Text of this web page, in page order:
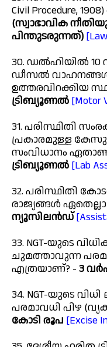
Civil Procedure,
(സ്വാഭാവിക
പിന്തുടരുന്നത്)
30. ഡൽഹിയിൽ
ഡീസൽ
ഉത്തരവിറക്കിയ
ട്രിബ്യൂണൽ [Motor
31. പരിസ്ഥിതി
പ്രകാരമുള്ള
സംവിധാനം
ട്രിബ്യൂണൽ [Lab
32. പരിസ്ഥിതി
രാജ്യങ്ങൾ
ന്യൂസിലൻഡ്
33. NGT-യുടെ
ചുമത്താവുന്ന
എത്രയാണ്? - 3
34. NGT-യുടെ
പരമാവധി പിഴ
കോടി രൂപ [Excise